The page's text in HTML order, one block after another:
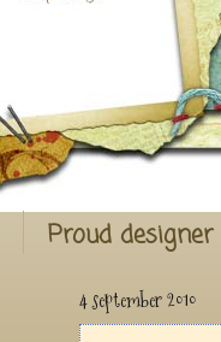
Proud
4 september 2010